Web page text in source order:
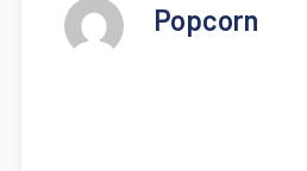
Popcorn